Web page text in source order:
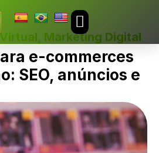
, Marketing Digital
e-commerces
SEO, anúncios e